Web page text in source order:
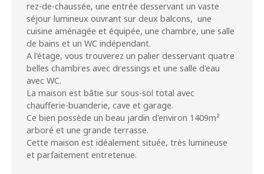
rez-de-chaussée, une entrée desservant un vaste
séjour lumineux ouvrant sur deux balcons, une
cuisine aménagée et équipée, une chambre, une salle
de bains et un WC indépendant.
A l'étage, vous trouverez un palier desservant quatre
belles chambres avec dressings et une salle d'eau
avec WC.
La maison est bâtie sur sous-sol total avec
chaufferie-buanderie, cave et garage.
Ce bien possède un beau jardin d'environ 1409m²
arboré et une grande terrasse.
Cette maison est idéalement située, très lumineuse
et parfaitement entretenue.